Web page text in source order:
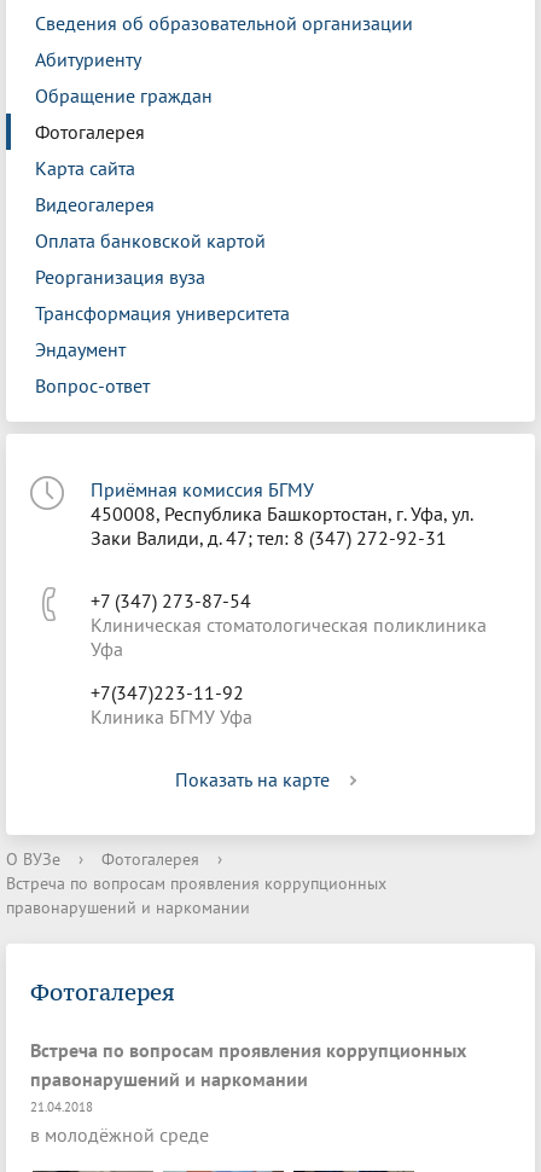
Сведения об образовательной организации
Абитуриенту
Обращение граждан
Фотогалерея
Карта сайта
Видеогалерея
Оплата банковской картой
Реорганизация вуза
Трансформация университета
Эндаумент
Вопрос-ответ
Приёмная комиссия БГМУ
450008, Республика Башкортостан, г. Уфа, ул.
Заки Валиди, д. 47; тел: 8 (347) 272-92-31
+7 (347) 273-87-54
Клиническая стоматологическая поликлиника
Уфа
+7(347)223-11-92
Клиника БГМУ Уфа
Показать на карте
О ВУЗе › Фотогалерея
›
Встреча по вопросам проявления коррупционных
правонарушений и наркомании
Фотогалерея
Встреча по вопросам проявления коррупционных
правонарушений и наркомании
21.04.2018
в молодёжной среде